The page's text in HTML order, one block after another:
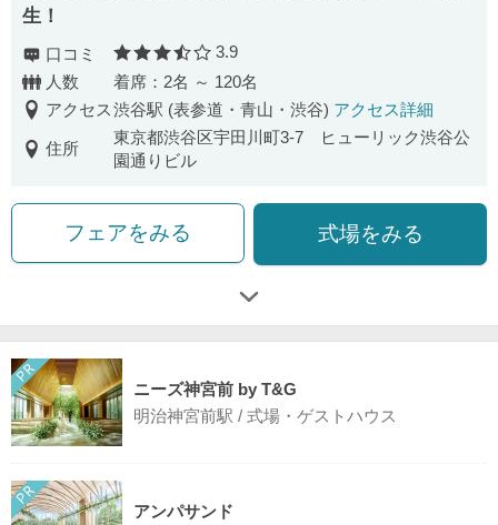
生！
口コミ 口コミ評価
3.9
人数
着席：2名 ～ 120名
アクセス渋谷駅 (表参道・青山・渋谷) アクセス詳細
住所
東京都渋谷区宇田川町3-7 ヒューリック渋谷公
園通りビル
フェアをみる 式場をみる
ニーズ神宮前 by T&G
明治神宮前駅 / 式場・ゲストハウス
アンパサンド